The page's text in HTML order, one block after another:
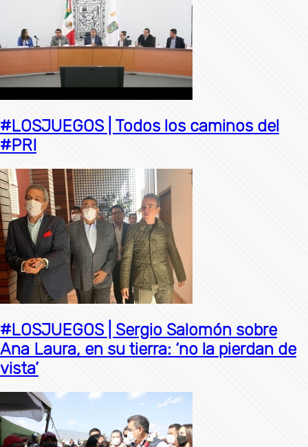
#LOSJUEGOS | Todos los caminos del
#PRI
#LOSJUEGOS | Sergio Salomón sobre
Ana Laura, en su tierra: ‘no la pierdan de
vista’